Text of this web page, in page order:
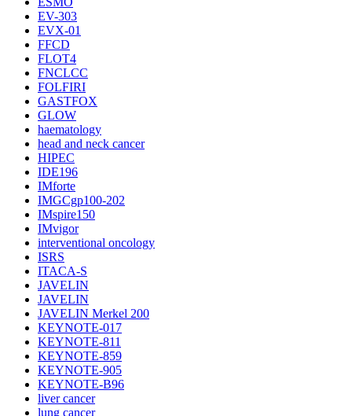
EV-303
EVX-01
FFCD
FLOT4
FNCLCC
FOLFIRI
GASTFOX
GLOW
haematology
head and neck cancer
HIPEC
IDE196
IMforte
IMGCgp100-202
IMspire150
IMvigor
interventional oncology
ISRS
ITACA-S
JAVELIN
JAVELIN
JAVELIN Merkel 200
KEYNOTE-017
KEYNOTE-811
KEYNOTE-859
KEYNOTE-905
KEYNOTE-B96
liver cancer
lung cancer